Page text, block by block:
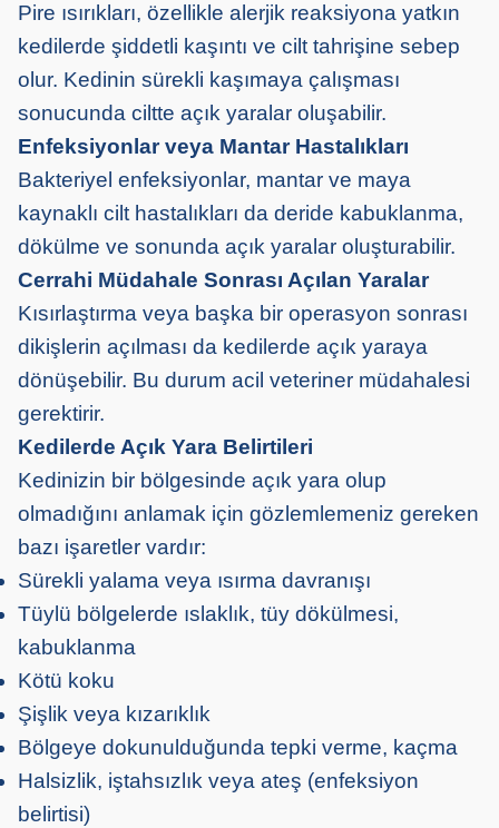
Pire ısırıkları, özellikle alerjik reaksiyona yatkın
kedilerde şiddetli kaşıntı ve cilt tahrişine sebep
olur. Kedinin sürekli kaşımaya çalışması
sonucunda ciltte açık yaralar oluşabilir.
Enfeksiyonlar veya Mantar Hastalıkları
Bakteriyel enfeksiyonlar, mantar ve maya
kaynaklı cilt hastalıkları da deride kabuklanma,
dökülme ve sonunda açık yaralar oluşturabilir.
Cerrahi Müdahale Sonrası Açılan Yaralar
Kısırlaştırma veya başka bir operasyon sonrası
dikişlerin açılması da kedilerde açık yaraya
dönüşebilir. Bu durum acil veteriner müdahalesi
gerektirir.
Kedilerde Açık Yara Belirtileri
Kedinizin bir bölgesinde açık yara olup
olmadığını anlamak için gözlemlemeniz gereken
bazı işaretler vardır:
Sürekli yalama veya ısırma davranışı
Tüylü bölgelerde ıslaklık, tüy dökülmesi,
kabuklanma
Kötü koku
Şişlik veya kızarıklık
Bölgeye dokunulduğunda tepki verme, kaçma
Halsizlik, iştahsızlık veya ateş (enfeksiyon
belirtisi)